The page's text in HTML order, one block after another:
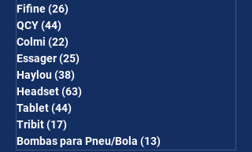
Fifine(26)
QCY(44)
Colmi (22)
Essager(25)
Haylou(38)
Headset(63)
Tablet(44)
Tribit(17)
Bombas para Pneu/Bola (13)